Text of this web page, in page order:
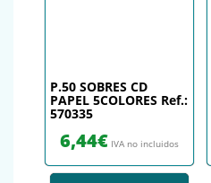
P.50 SOBRES CD
PAPEL 5COLORES Ref.:
570335
6,44€ IVA no incluidos